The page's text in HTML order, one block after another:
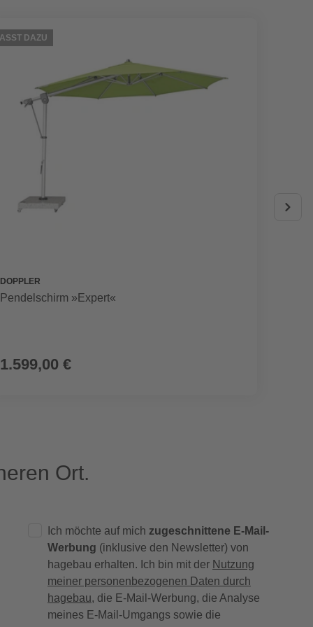
DAZU
DOPPLER
Pendelschirm »Expert«
1.599,00 €
Ort.
Ich möchte auf mich zugeschnittene E-Mail-
Werbung (inklusive den Newsletter) von
hagebau erhalten. Ich bin mit der Nutzung
meiner personenbezogenen Daten durch
hagebau, die E-Mail-Werbung, die Analyse
meines E-Mail-Umgangs sowie die